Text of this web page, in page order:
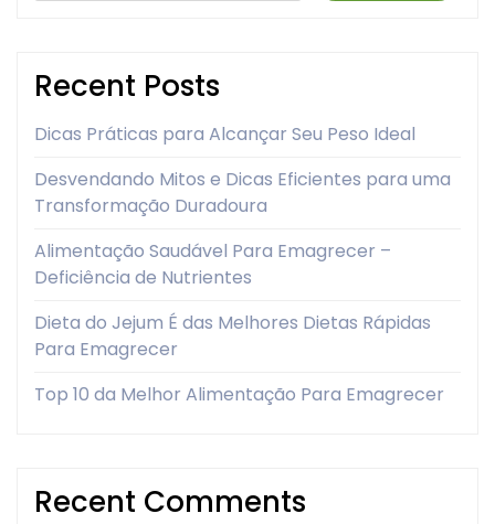
Recent Posts
Dicas Práticas para Alcançar Seu Peso Ideal
Desvendando Mitos e Dicas Eficientes para uma
Transformação Duradoura
Alimentação Saudável Para Emagrecer –
Deficiência de Nutrientes
Dieta do Jejum É das Melhores Dietas Rápidas
Para Emagrecer
Top 10 da Melhor Alimentação Para Emagrecer
Recent Comments